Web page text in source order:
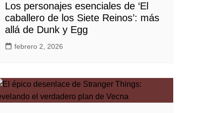
Los personajes esenciales de ‘El
caballero de los Siete Reinos’: más
allá de Dunk y Egg
febrero 2, 2026